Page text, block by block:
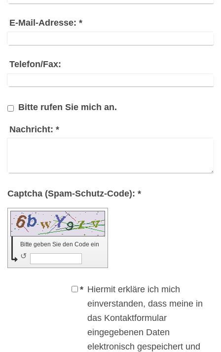
E-Mail-Adresse: *
Telefon/Fax:
Bitte rufen Sie mich an.
Nachricht: *
Captcha (Spam-Schutz-Code): *
Bitte geben Sie den Code ein
↺
* Hiermit erkläre ich mich
einverstanden, dass meine in
das Kontaktformular
eingegebenen Daten
elektronisch gespeichert und